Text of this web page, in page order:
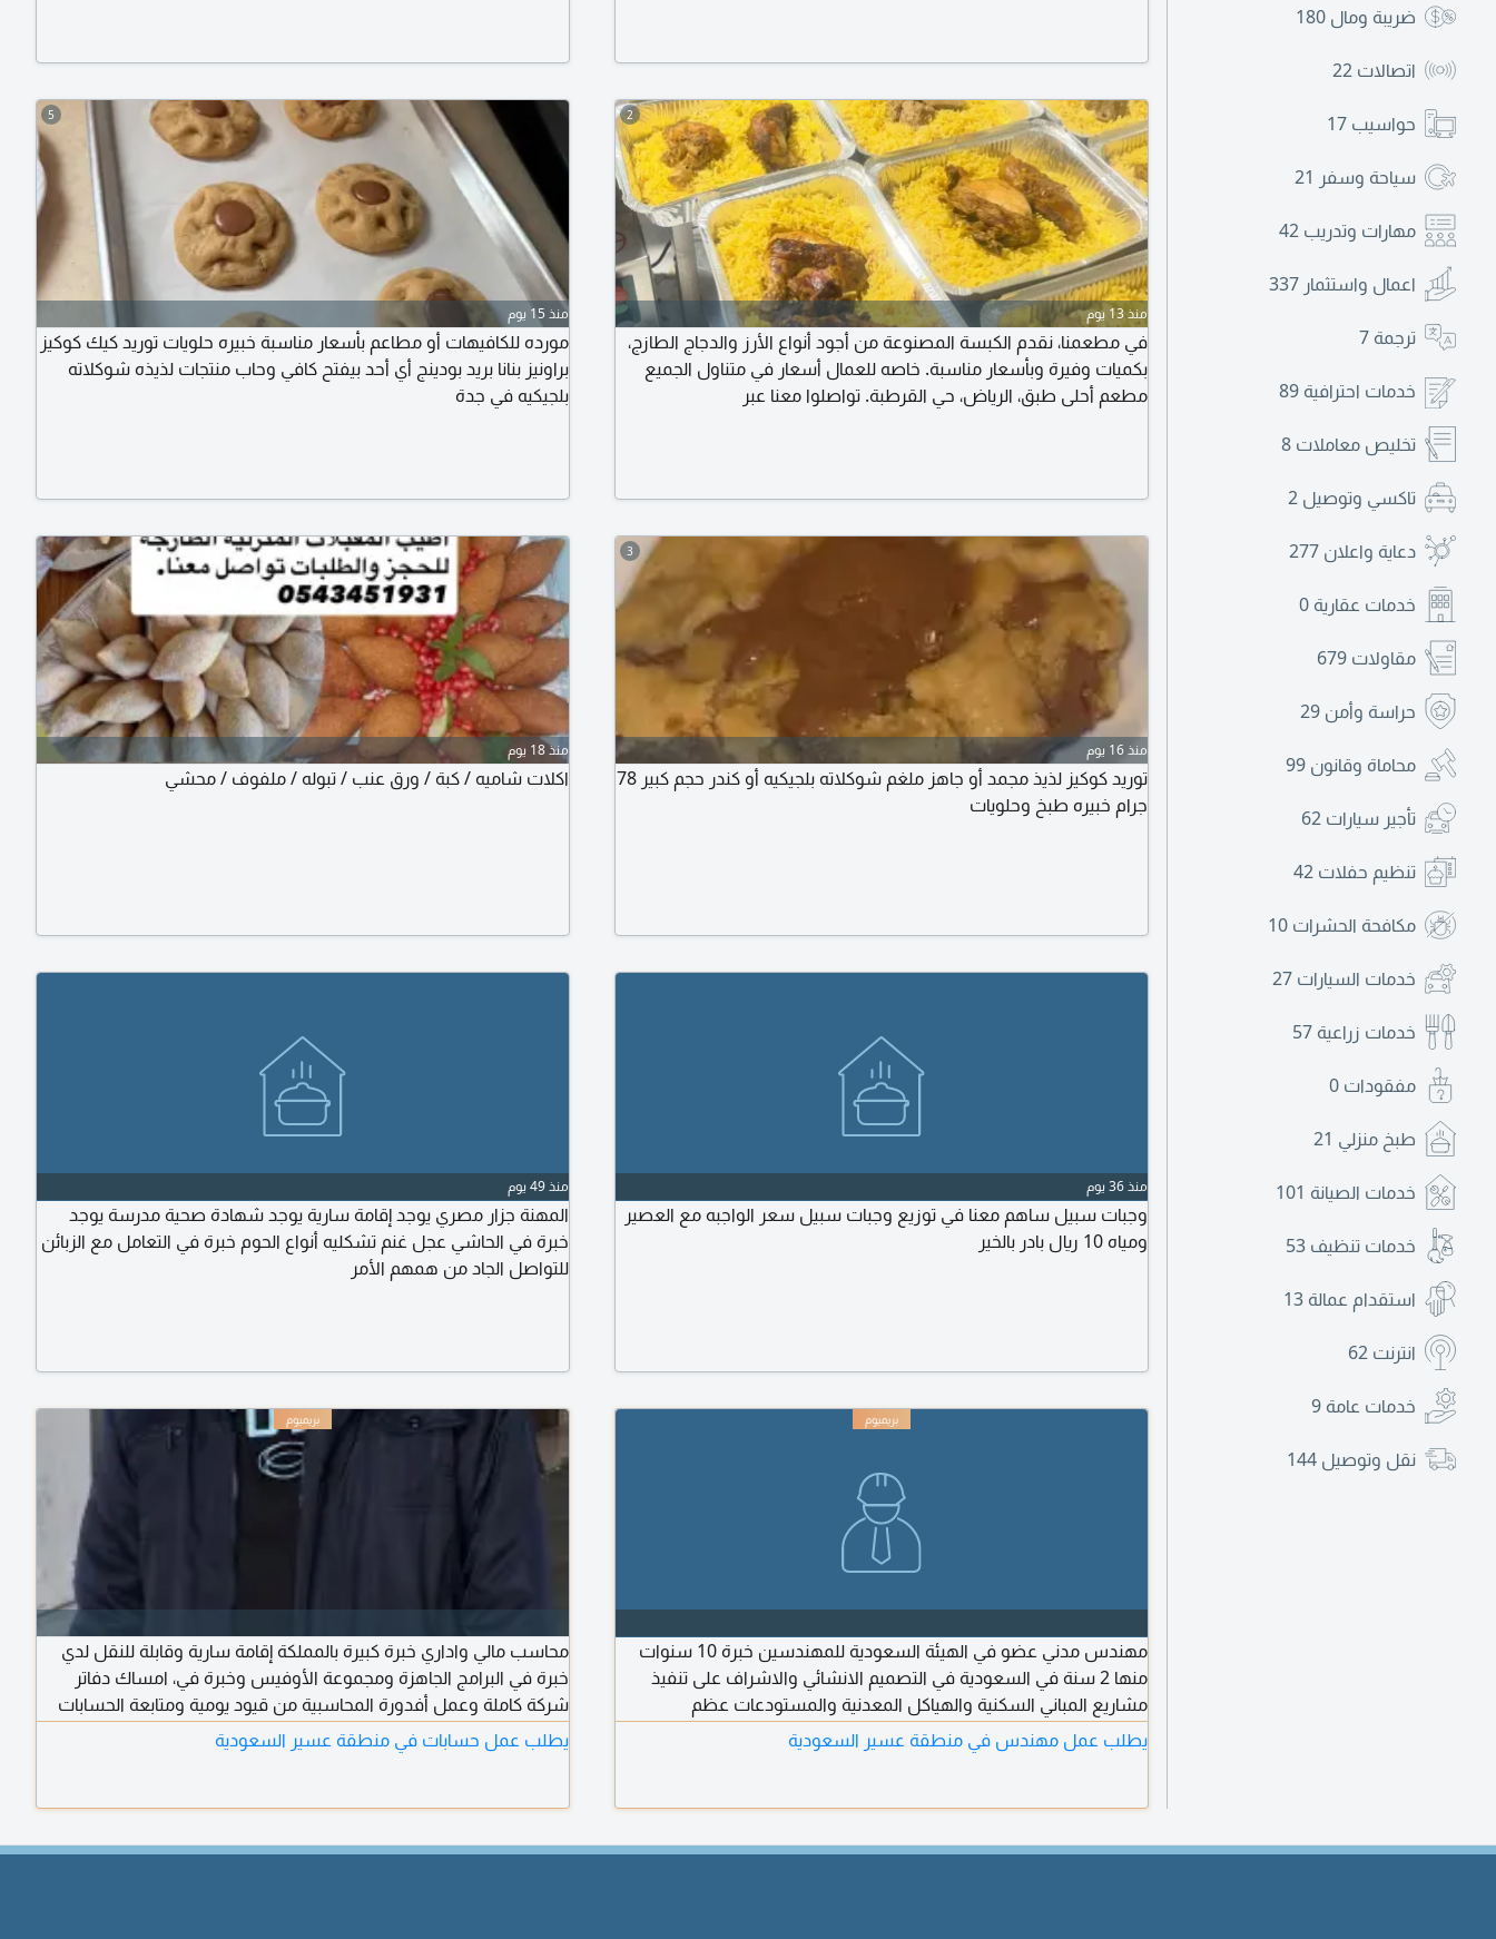
ضريبة ومال 180
اتصالات 22
حواسيب 17
سياحة وسفر 21
مهارات وتدريب 42
اعمال واستثمار 337
ترجمة 7
خدمات احترافية 89
تخليص معاملات 8
تاكسي وتوصيل 2
دعاية واعلان 277
خدمات عقارية 0
مقاولات 679
حراسة وأمن 29
محاماة وقانون 99
تأجير سيارات 62
تنظيم حفلات 42
مكافحة الحشرات 10
خدمات السيارات 27
خدمات زراعية 57
مفقودات 0
طبخ منزلي 21
خدمات الصيانة 101
خدمات تنظيف 53
استقدام عمالة 13
انترنت 62
خدمات عامة 9
نقل وتوصيل 144
2
منذ 13 يوم
في مطعمنا، نقدم الكبسة المصنوعة من أجود أنواع الأرز والدجاج الطازج،
بكميات وفيرة وبأسعار مناسبة. خاصه للعمال أسعار في متناول الجميع
مطعم أحلى طبق، الرياض، حي القرطبة. تواصلوا معنا عبر
5
منذ 15 يوم
مورده للكافيهات أو مطاعم بأسعار مناسبة خبيره حلويات توريد كيك كوكيز
براونيز بنانا بريد بودينج أي أحد بيفتح كافي وحاب منتجات لذيذه شوكلاته
بلجيكيه في جدة
3
منذ 16 يوم
توريد كوكيز لذيذ مجمد أو جاهز ملغم شوكلاته بلجيكيه أو كندر حجم كبير 78
جرام خبيره طبخ وحلويات
منذ 18 يوم
اكلات شاميه / كبة / ورق عنب / تبوله / ملفوف / محشي
منذ 36 يوم
وجبات سبيل ساهم معنا في توزيع وجبات سبيل سعر الواجبه مع العصير
ومياه 10 ريال بادر بالخير
منذ 49 يوم
المهنة جزار مصري يوجد إقامة سارية يوجد شهادة صحية مدرسة يوجد
خبرة في الحاشي عجل غنم تشكليه أنواع الحوم خبرة في التعامل مع الزبائن
للتواصل الجاد من همهم الأمر
مهندس مدني عضو في الهيئة السعودية للمهندسين خبرة 10 سنوات
منها 2 سنة في السعودية في التصميم الانشائي والاشراف على تنفيذ
مشاريع المباني السكنية والهياكل المعدنية والمستودعات عظم
وتشطيبات إقامة ورخصة قيادة ساريتين
يطلب عمل مهندس في منطقة عسير السعودية
محاسب مالي واداري خبرة كبيرة بالمملكة إقامة سارية وقابلة للنقل لدي
خبرة في البرامج الجاهزة ومجموعة الأوفيس وخبرة في، امساك دفاتر
شركة كاملة وعمل أفدورة المحاسبية من قيود يومية ومتابعة الحسابات
مدينة ودائنة ومتابعة المناديب والتسويات البنكية ومتابعة الخزنة والعهد
وعمل الرواتب مدد ورفع الاقرارات الضريبة ومتطلبات الميزانية ولدي خبرة
يطلب عمل حسابات في منطقة عسير السعودية